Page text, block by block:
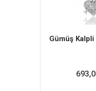
Gümüş